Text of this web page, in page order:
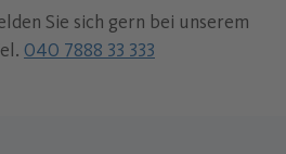
Sie sich gern bei unserem
040 7888 33 333